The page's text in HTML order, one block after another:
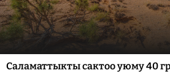
Саламаттыкты сактоо уюму 40